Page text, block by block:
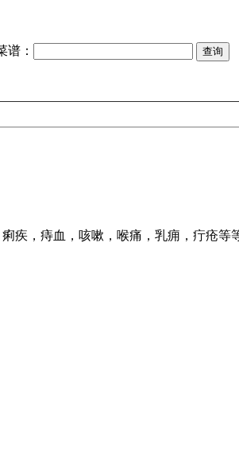
谱：
疾，痔血，咳嗽，喉痛，乳痈，疔疮